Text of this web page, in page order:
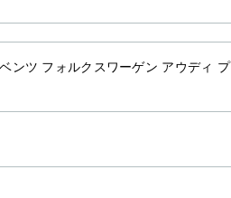
ンツ フォルクスワーゲン アウディ プ